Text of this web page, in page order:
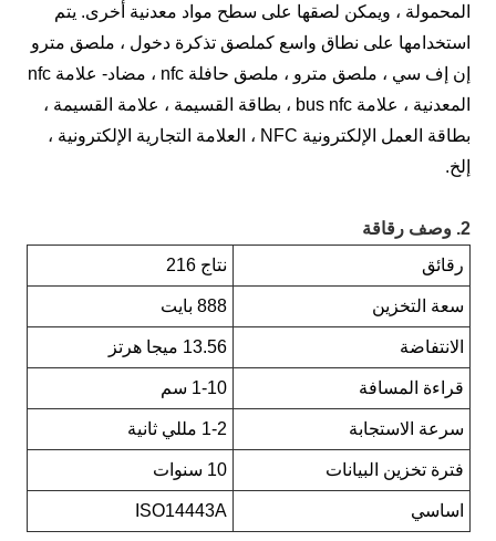
، ويمكن لصقها على سطح مواد معدنية أخرى. يتم
على نطاق واسع كملصق تذكرة دخول ، ملصق مترو
إن إف سي ، ملصق مترو ، ملصق حافلة nfc ، مضاد- علامة nfc
المعدنية ، علامة bus nfc ، بطاقة القسيمة ، علامة القسيمة ،
بطاقة العمل الإلكترونية NFC ، العلامة التجارية الإلكترونية ،
رقائق
نتاج 216
سعة التخزين 888 بايت
الانتفاضة 13.56 ميجا هرتز
قراءة المسافة 1-10 سم
سرعة الاستجابة
فترة تخزين البيانات
اساسي ISO14443A